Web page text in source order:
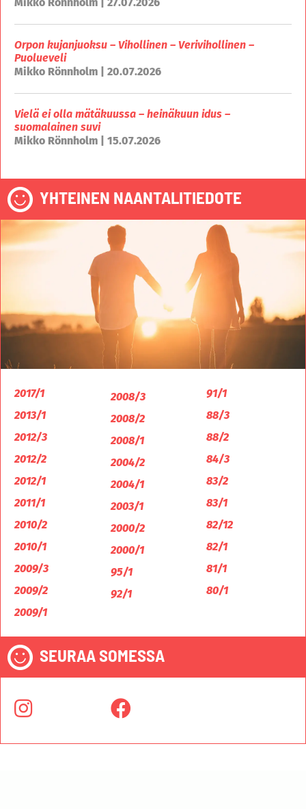
Orpon kujanjuoksu – Vihollinen – Verivihollinen –
Puolueveli
Mikko Rönnholm | 20.07.2026
Vielä ei olla mätäkuussa – heinäkuun idus –
suomalainen suvi
Mikko Rönnholm | 15.07.2026
YHTEINEN NAANTALITIEDOTE
2017/1
2013/1
2012/3
2012/2
2012/1
2011/1
2010/2
2010/1
2009/3
2009/2
2009/1
2008/3
2008/2
2008/1
2004/2
2004/1
2003/1
2000/2
2000/1
95/1
92/1
91/1
88/3
88/2
84/3
83/2
83/1
82/12
82/1
81/1
80/1
SEURAA SOMESSA